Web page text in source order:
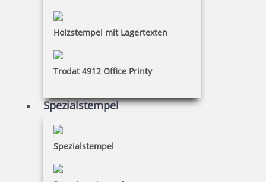
Holzstempel mit Lagertexten
Trodat 4912 Office Printy
Spezialstempel
Spezialstempel